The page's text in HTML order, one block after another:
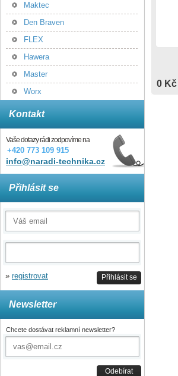
0 Kč
Maktec
Den Braven
FLEX
Hawera
Master
Worx
Kontakt
Vaše dotazy rádi zodpovíme na
+420 773 109 915
info@naradi-technika.cz
Přihlásit se
Přihlásit se
» registrovat
Newsletter
Chcete dostávat reklamní newsletter?
Odebírat